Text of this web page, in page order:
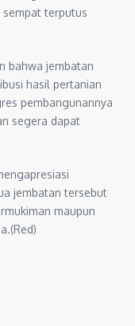
terputus
bahwa jembatan
hasil pertanian
pembangunannya
segera dapat
jembatan tersebut
maupun